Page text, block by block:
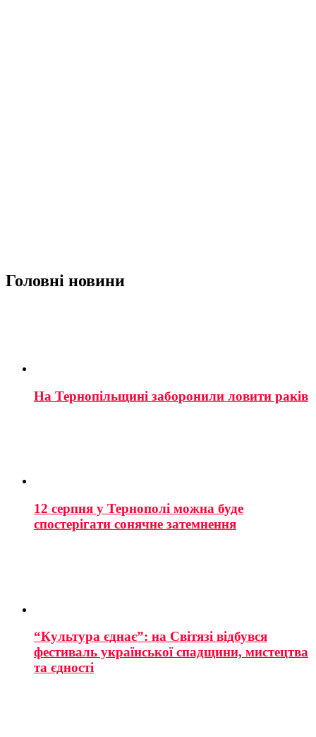
Головні новини
На Тернопільщині заборонили ловити раків
12 серпня у Тернополі можна буде
спостерігати сонячне затемнення
“Культура єднає”: на Світязі відбувся
фестиваль української спадщини, мистецтва
та єдності